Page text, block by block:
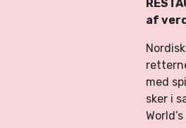
af
med
sker i